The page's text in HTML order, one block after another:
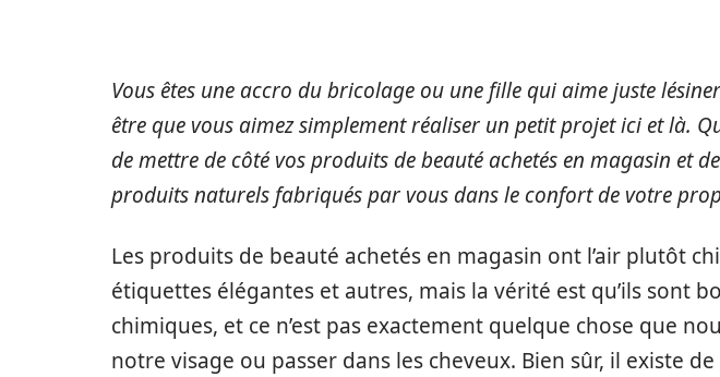
Vous êtes une accro du bricolage ou une fille qui aime juste
être que vous aimez simplement réaliser un petit projet ici et là.
de mettre de côté vos produits de beauté achetés en magasin et
produits naturels fabriqués par vous dans le confort de votre
Les produits de beauté achetés en magasin ont l’air plutôt
étiquettes élégantes et autres, mais la vérité est qu’ils sont
chimiques, et ce n’est pas exactement quelque chose que
notre visage ou passer dans les cheveux. Bien sûr, il existe